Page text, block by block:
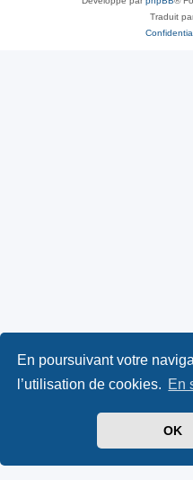
En poursuivant votre
l’utilisation de cookies. En
OK
Traduit